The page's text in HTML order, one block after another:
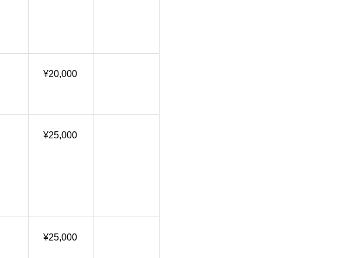
¥20,000
¥25,000
¥25,000